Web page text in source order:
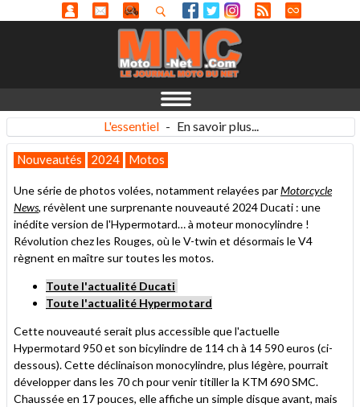
L'essentiel - En savoir plus...
Nouveautés 2024 Motos
Une série de photos volées, notamment relayées parMotorcycle
News, révèlent une surprenante nouveauté 2024 Ducati : une
inédite version de l'Hypermotard… à moteur monocylindre !
Révolution chez les Rouges, où le V-twin et désormais le V4
règnent en maître sur toutes les motos.
Toute l'actualité Ducati
Toute l'actualité Hypermotard
Cette nouveauté serait plus accessible que l'actuelle
Hypermotard 950 et son bicylindre de 114 ch à 14 590 euros (ci-
dessous). Cette déclinaison monocylindre, plus légère, pourrait
développer dans les 70 ch pour venir titiller la KTM 690 SMC.
Chaussée en 17 pouces, elle affiche un simple disque avant, mais